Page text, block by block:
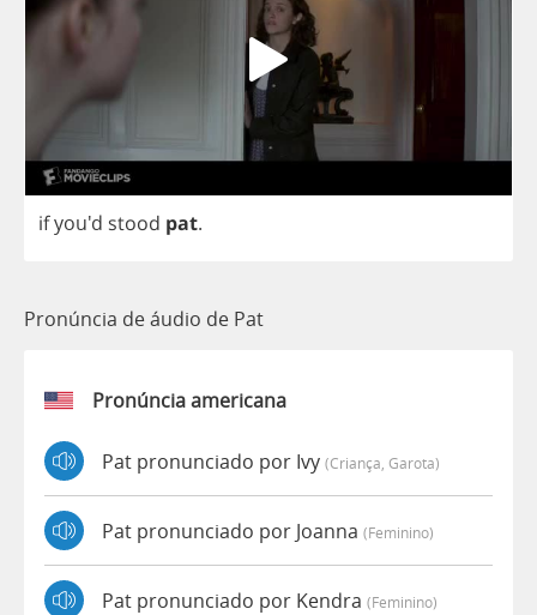
ifyou'd stood pat.
Pronúncia de áudio de Pat
Pronúncia americana
Pat pronunciado por Ivy (criança, Garota)
Pat pronunciado por Joanna (feminino)
Pat pronunciado por Kendra (feminino)